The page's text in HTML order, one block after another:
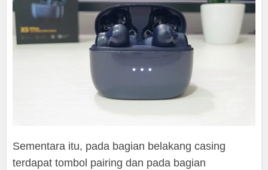
Sementara itu, pada bagian belakang casing
terdapat tombol pairing dan pada bagian